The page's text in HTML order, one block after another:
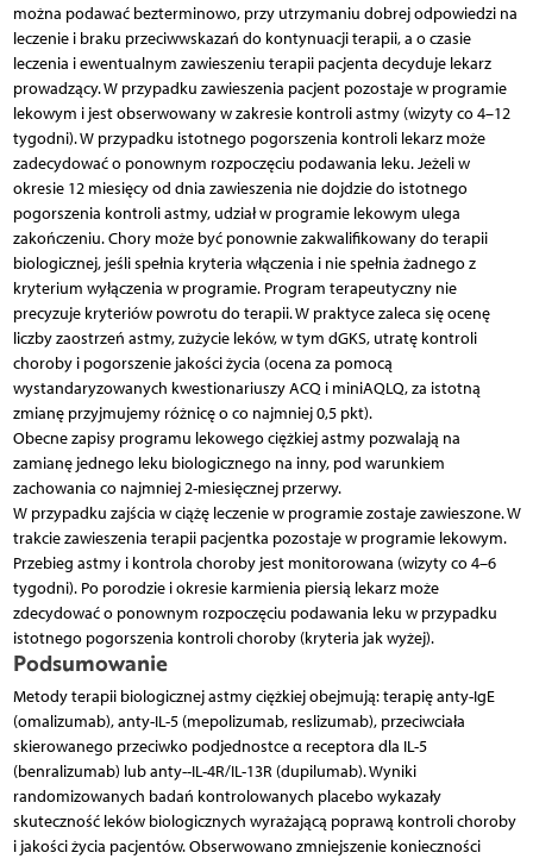
można podawać bezterminowo, przy utrzymaniu dobrej odpowiedzi na
leczenie i braku przeciwwskazań do kontynuacji terapii, a o czasie
leczenia i ewentualnym zawieszeniu terapii pacjenta decyduje lekarz
prowadzący. W przypadku zawieszenia pacjent pozostaje w programie
lekowym i jest obserwowany w zakresie kontroli astmy (wizyty co 4–12
tygodni). W przypadku istotnego pogorszenia kontroli lekarz może
zadecydować o ponownym rozpoczęciu podawania leku. Jeżeli w
okresie 12 miesięcy od dnia zawieszenia nie dojdzie do istotnego
pogorszenia kontroli astmy, udział w programie lekowym ulega
zakończeniu. Chory może być ponownie zakwalifikowany do terapii
biologicznej, jeśli spełnia kryteria włączenia i nie spełnia żadnego z
kryterium wyłączenia w programie. Program terapeutyczny nie
precyzuje kryteriów powrotu do terapii. W praktyce zaleca się ocenę
liczby zaostrzeń astmy, zużycie leków, w tym dGKS, utratę kontroli
choroby i pogorszenie jakości życia (ocena za pomocą
wystandaryzowanych kwestionariuszy ACQ i miniAQLQ, za istotną
zmianę przyjmujemy różnicę o co najmniej 0,5 pkt).
Obecne zapisy programu lekowego ciężkiej astmy pozwalają na
zamianę jednego leku biologicznego na inny, pod warunkiem
zachowania co najmniej 2-miesięcznej przerwy.
W przypadku zajścia w ciążę leczenie w programie zostaje zawieszone. W
trakcie zawieszenia terapii pacjentka pozostaje w programie lekowym.
Przebieg astmy i kontrola choroby jest monitorowana (wizyty co 4–6
tygodni). Po porodzie i okresie karmienia piersią lekarz może
zdecydować o ponownym rozpoczęciu podawania leku w przypadku
istotnego pogorszenia kontroli choroby (kryteria jak wyżej).
Podsumowanie
Metody terapii biologicznej astmy ciężkiej obejmują: terapię anty-IgE
(omalizumab), anty-IL-5 (mepolizumab, reslizumab), przeciwciała
skierowanego przeciwko podjednostce α receptora dla IL-5
(benralizumab) lub anty--IL-4R/IL-13R (dupilumab). Wyniki
randomizowanych badań kontrolowanych placebo wykazały
skuteczność leków biologicznych wyrażającą poprawą kontroli choroby
i jakości życia pacjentów. Obserwowano zmniejszenie konieczności